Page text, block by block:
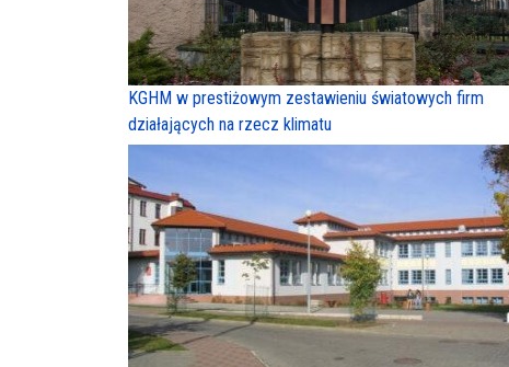
KGHM w prestiżowym zestawieniu światowych firm
działających na rzecz klimatu